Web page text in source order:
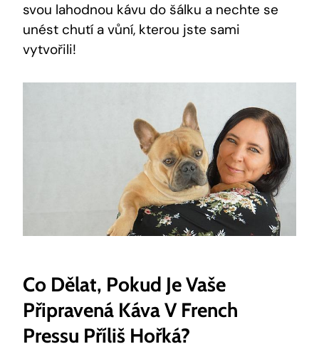
svou lahodnou kávu do šálku a nechte se
unést chutí a vůní, kterou jste sami
vytvořili!
Co Dělat, Pokud Je Vaše
Připravená Káva V French
Pressu Příliš Hořká?